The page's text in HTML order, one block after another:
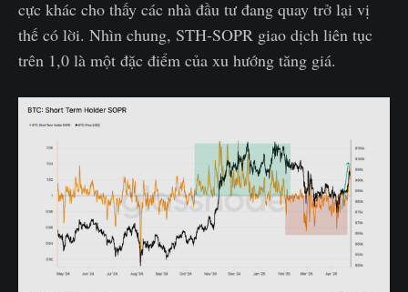
cực khác cho thấy các nhà đầu tư đang quay trở lại vị
thế có lời. Nhìn chung, STH-SOPR giao dịch liên tục
trên 1,0 là một đặc điểm của xu hướng tăng giá.